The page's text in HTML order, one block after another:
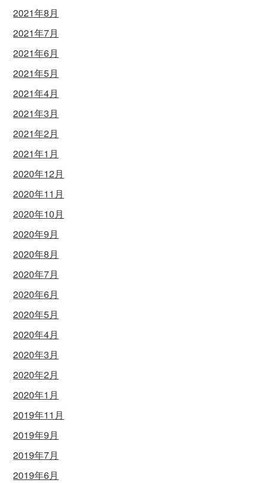
2021年8月
2021年7月
2021年6月
2021年5月
2021年4月
2021年3月
2021年2月
2021年1月
2020年12月
2020年11月
2020年10月
2020年9月
2020年8月
2020年7月
2020年6月
2020年5月
2020年4月
2020年3月
2020年2月
2020年1月
2019年11月
2019年9月
2019年7月
2019年6月